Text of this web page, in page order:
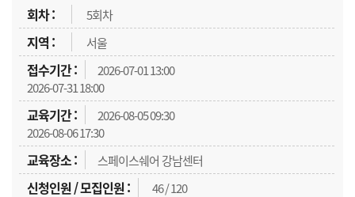
5회차
서울
2026-07-01 13:00
2026-07-31 18:00
2026-08-05 09:30
2026-08-06 17:30
스페이스쉐어 강남센터
46 / 120